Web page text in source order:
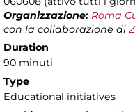
Organizzazione: Roma
con la collaborazione di
Duration
90 minuti
Type
Educational initiatives